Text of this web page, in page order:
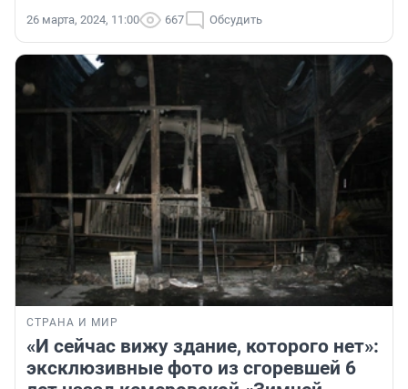
26 марта, 2024, 11:00 667 Обсудить
СТРАНА И МИР
«И сейчас вижу здание, которого нет»:
эксклюзивные фото из сгоревшей 6